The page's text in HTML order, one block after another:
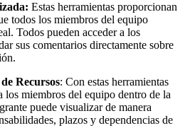
Estas herramientas proporcionan
todos los miembros del equipo
Todos pueden acceder a los
sus comentarios directamente sobre
Recursos: Con estas herramientas
los miembros del equipo dentro de la
puede visualizar de manera
plazos y dependencias de